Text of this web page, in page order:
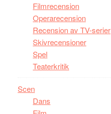
Filmrecension
Operarecension
Recension av TV-serier
Skivrecensioner
Spel
Teaterkritik
Scen
Dans